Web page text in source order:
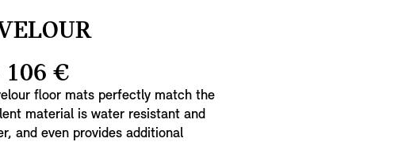
106 €
floor mats perfectly match the
material is water resistant and
and even provides additional